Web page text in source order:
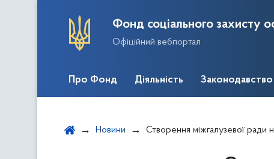
Фонд соціального захисту
Офіційний вебпортал
Про Фонд Діяльність Законодавство
Новини Створення міжгалузевої ради